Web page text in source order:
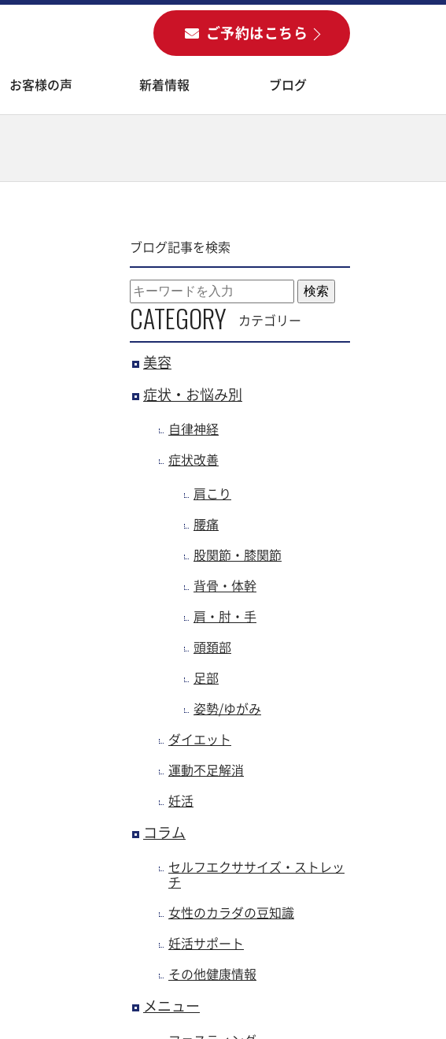
ご予約はこちら
お客様の声 新着情報 ブログ
ブログ記事を検索
検索
CATEGORY カテゴリー
美容
症状・お悩み別
自律神経
症状改善
肩こり
腰痛
股関節・膝関節
背骨・体幹
肩・肘・手
頭頚部
足部
姿勢/ゆがみ
ダイエット
運動不足解消
妊活
コラム
セルフエクササイズ・ストレッ
チ
女性のカラダの豆知識
妊活サポート
その他健康情報
メニュー